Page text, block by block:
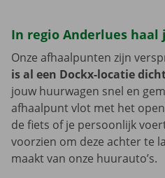
In regio Anderlues
Onze afhaalpunten zijn
is al een Dockx-locatie
jouw huurwagen snel en
afhaalpunt vlot met het
de fiets of je persoonlijk
voorzien om deze achter te
maakt van onze huurauto’s.